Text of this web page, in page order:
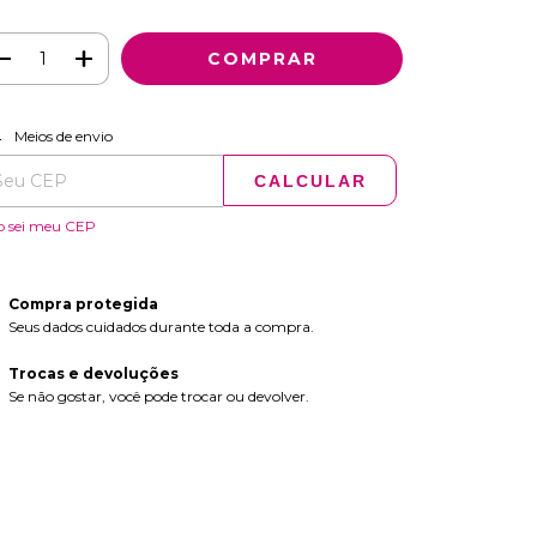
para o CEP:
Meios de envio
CALCULAR
sei meu CEP
Compra protegida
Seus dados cuidados durante toda a compra.
Trocas e devoluções
Se não gostar, você pode trocar ou devolver.